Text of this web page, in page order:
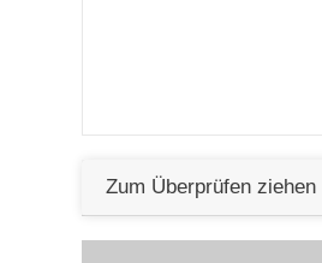
Zum Überprüfen ziehen